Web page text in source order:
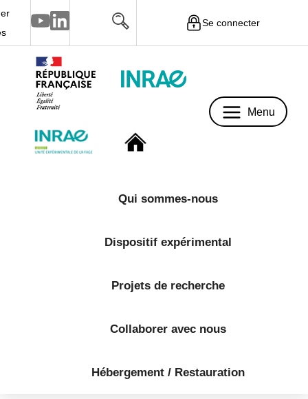
Se connecter
Menu
Qui sommes-nous
Dispositif expérimental
Projets de recherche
Collaborer avec nous
Hébergement / Restauration